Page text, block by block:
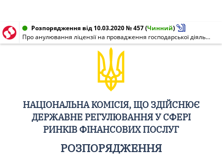
Розпорядження від 10.03.2020 № 457(Чинний)
Про анулювання ліцензії на провадження господарської діяльності з надання фінансових послуг (крім професійної діяльності на ринку цінних паперів) ТОВАРИСТВУ З ОБМЕЖЕНОЮ ВІДПОВІДАЛЬНІСТЮ "ФІНАНСОВА КОМПАНІЯ "ФІНАНСОВІ ТЕХНОЛОГІЇ"
НАЦІОНАЛЬНА КОМІСІЯ, ЩО ЗДІЙСНЮЄ
ДЕРЖАВНЕ РЕГУЛЮВАННЯ У СФЕРІ
РИНКІВ ФІНАНСОВИХ ПОСЛУГ
РОЗПОРЯДЖЕННЯ